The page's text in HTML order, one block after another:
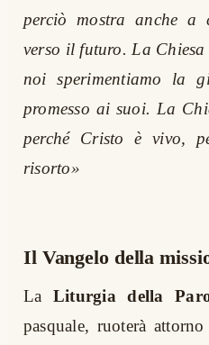
perciò mostra anche
verso il futuro. La
noi sperimentiamo la
promesso ai suoi. La
perché Cristo è vivo,
risorto»
Il Vangelo della
La Liturgia della
pasquale, ruoterà